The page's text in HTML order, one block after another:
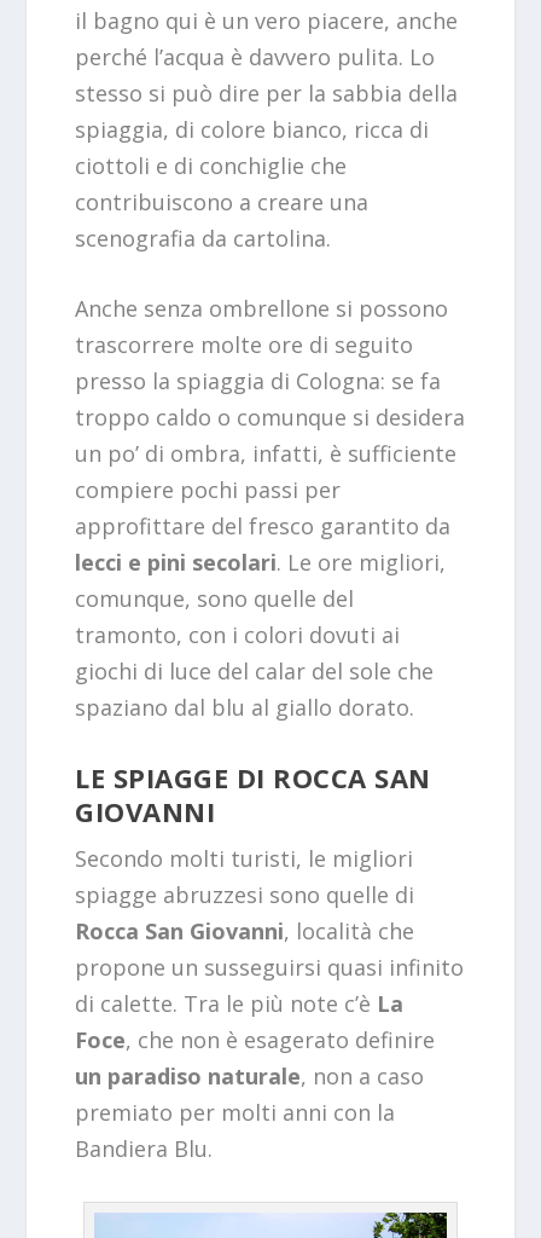
il bagno qui è un vero piacere, anche
perché l’acqua è davvero pulita. Lo
stesso si può dire per la sabbia della
spiaggia, di colore bianco, ricca di
ciottoli e di conchiglie che
contribuiscono a creare una
scenografia da cartolina.
Anche senza ombrellone si possono
trascorrere molte ore di seguito
presso la spiaggia di Cologna: se fa
troppo caldo o comunque si desidera
un po’ di ombra, infatti, è sufficiente
compiere pochi passi per
approfittare del fresco garantito da
lecci e pini secolari. Le ore migliori,
comunque, sono quelle del
tramonto, con i colori dovuti ai
giochi di luce del calar del sole che
spaziano dal blu al giallo dorato.
LE SPIAGGE DI ROCCA SAN
GIOVANNI
Secondo molti turisti, le migliori
spiagge abruzzesi sono quelle di
Rocca San Giovanni, località che
propone un susseguirsi quasi infinito
di calette. Tra le più note c’è La
Foce, che non è esagerato definire
un paradiso naturale, non a caso
premiato per molti anni con la
Bandiera Blu.